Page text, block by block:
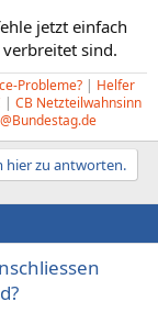
jetzt einfach
sind.
Probleme?| Helfer
| CB Netzteilwahnsinn
hier zu antworten.